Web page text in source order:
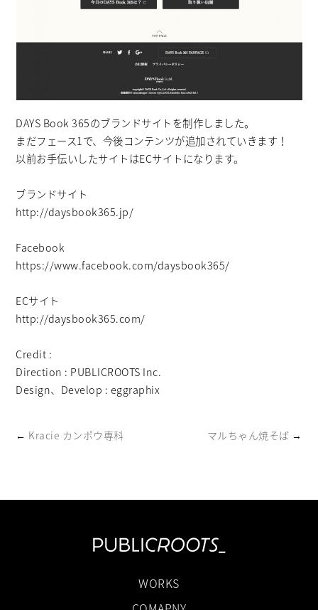
DAYS Book 365のブランドサイトを制作しました。
まだフェース1で、今後コンテンツが追加されていきます！
以前お手伝いしたサイトはECサイトになります。
ブランドサイト
http://daysbook365.jp/
Facebook
https://www.facebook.com/daysbook365/
ECサイト
http://daysbook365.com/
Credit :
Direction : PUBLICROOTS Inc.
Design、Develop : eggraphix
← Kracie カンポウ専科 マルちゃん焼そば →
WORKS